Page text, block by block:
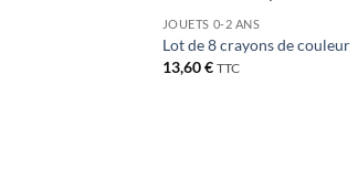
JOUETS 0-2 ANS
Lot de 8 crayons de couleur
13,60€ TTC